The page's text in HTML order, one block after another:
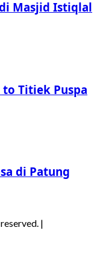
Masjid Istiqlal
to Titiek Puspa
di Patung
|